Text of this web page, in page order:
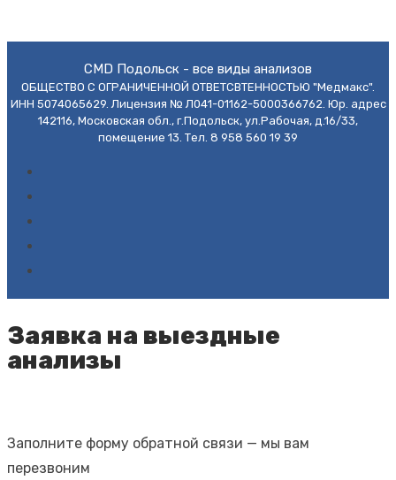
CMD Подольск - все виды анализов
ОБЩЕСТВО С ОГРАНИЧЕННОЙ ОТВЕТСВТЕННОСТЬЮ "Медмакс".
ИНН 5074065629. Лицензия № Л041-01162-5000366762. Юр. адрес
142116, Московская обл., г.Подольск, ул.Рабочая, д.16/33,
помещение 13. Тел. 8 958 560 19 39
Заявка на выездные
анализы
Заполните форму обратной связи — мы вам
перезвоним